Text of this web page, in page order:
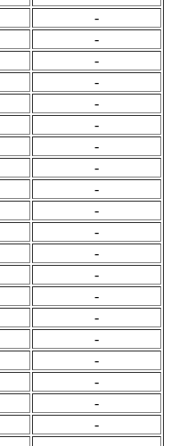
-
-
-
-
-
-
-
-
-
-
-
-
-
-
-
-
-
-
-
-